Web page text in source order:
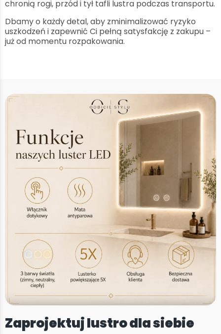
chronią rogi, przód i tył tafli lustra podczas transportu.
Dbamy o każdy detal, aby zminimalizować ryzyko
uszkodzeń i zapewnić Ci pełną satysfakcję z zakupu –
już od momentu rozpakowania.
Zaprojektuj lustro dla siebie